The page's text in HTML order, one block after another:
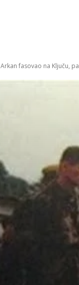
Arkan fasovao na Ključu,